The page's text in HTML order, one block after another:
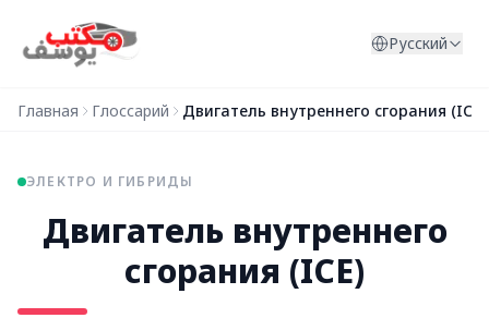
Русский
Главная Глоссарий Двигатель внутреннего сгорания (ICE)
ЭЛЕКТРО И ГИБРИДЫ
Двигатель внутреннего
сгорания (ICE)